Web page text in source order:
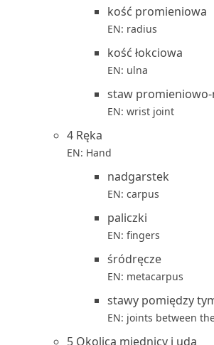
kość promieniowa
EN: radius
kość łokciowa
EN: ulna
staw
EN: wrist joint
4 Ręka
EN: Hand
nadgarstek
EN: carpus
paliczki
EN: fingers
śródręcze
EN: metacarpus
stawy pomiędzy
EN: joints between
5 Okolica miednicy i uda